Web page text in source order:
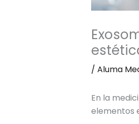
/ Aluma
En la
elementos